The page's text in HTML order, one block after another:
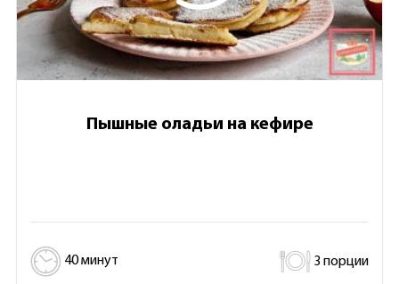
Пышные оладьи на кефире
40 минут 3 порции